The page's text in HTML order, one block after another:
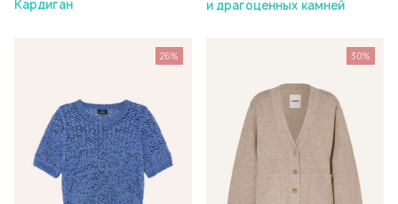
Кардиган
и драгоценных камней
26% 30%